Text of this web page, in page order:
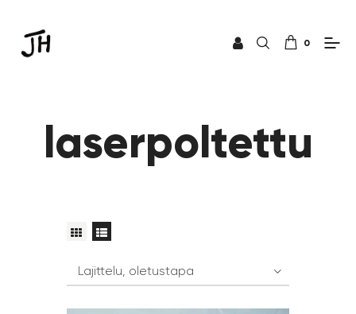
0
laserpoltettu